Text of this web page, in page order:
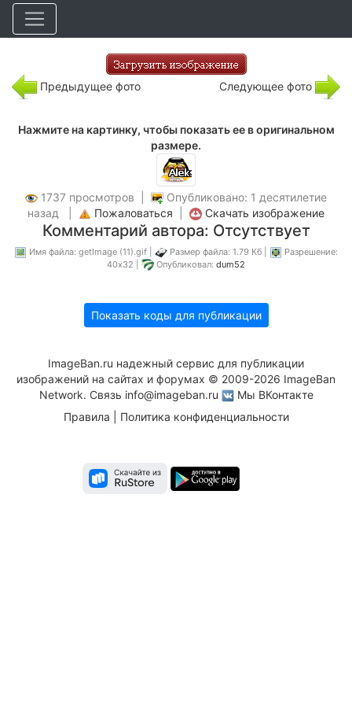
Предыдущее фото Следующее фото
Нажмите на картинку, чтобы показать ее в оригинальном
размере.
1737 просмотров |
Опубликовано: 1 десятилетие
назад |
Пожаловаться Скачать изображение
Комментарий автора: Отсутствует
Имя файла: getImage (11).gif | Размер файла: 1.79 Кб |
Разрешение:
40x32 |
Опубликовал: dum52
Показать коды для публикации
ImageBan.ru надежный сервис для публикации
изображений на сайтах и форумах © 2009-2026 ImageBan
Network. Связь info@imageban.ru
Мы ВКонтакте
Правила
Политика конфиденциальности